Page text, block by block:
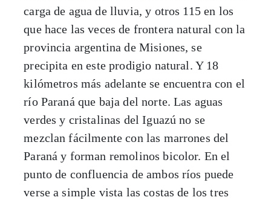
carga de agua de lluvia, y otros 115 en los
que hace las veces de frontera natural con la
provincia argentina de Misiones, se
precipita en este prodigio natural. Y 18
kilómetros más adelante se encuentra con el
río Paraná que baja del norte. Las aguas
verdes y cristalinas del Iguazú no se
mezclan fácilmente con las marrones del
Paraná y forman remolinos bicolor. En el
punto de confluencia de ambos ríos puede
verse a simple vista las costas de los tres